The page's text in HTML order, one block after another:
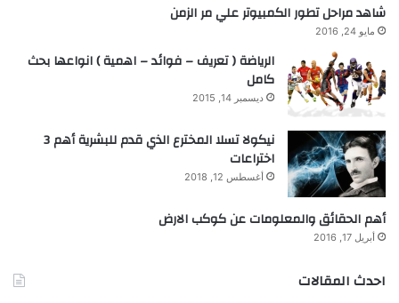
شاهد مراحل تطور الكمبيوتر علي مر الزمن
مايو 24, 2016
الرياضة ( تعريف – فوائد – اهمية ) انواعها بحث
كامل
ديسمبر 14, 2015
نيكولا تسلا المخترع الذي قدم للبشرية أهم 3
اختراعات
أغسطس 12, 2018
أهم الحقائق والمعلومات عن كوكب الارض
أبريل 17, 2016
احدث المقالات